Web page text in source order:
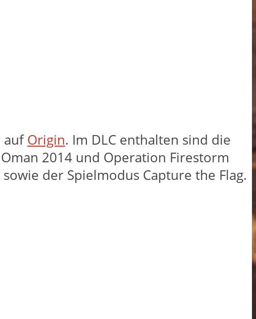
auf Origin. Im DLC enthalten sind die
2014 und Operation Firestorm
der Spielmodus Capture the Flag.